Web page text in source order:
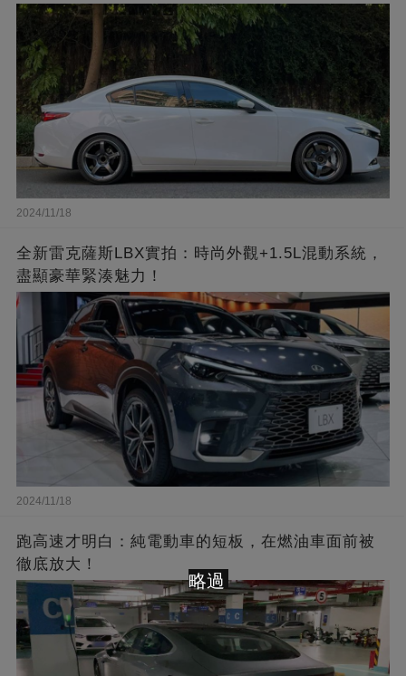
2024/11/18
全新雷克薩斯LBX實拍：時尚外觀+1.5L混動系統，
盡顯豪華緊湊魅力！
2024/11/18
跑高速才明白：純電動車的短板，在燃油車面前被
徹底放大！
略過